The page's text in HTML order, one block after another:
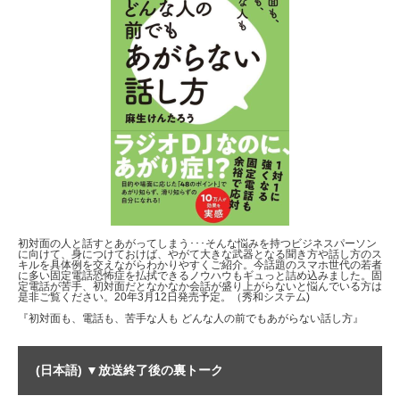
初対面の人と話すとあがってしまう･･･そんな悩みを持つビジネスパーソン
に向けて、身につけておけば、やがて大きな武器となる聞き方や話し方のス
キルを具体例を交えながらわかりやすくご紹介。今話題のスマホ世代の若者
に多い固定電話恐怖症を払拭できるノウハウもギュっと詰め込みました。固
定電話が苦手、初対面だとなかなか会話が盛り上がらないと悩んでいる方は
是非ご覧ください。20年3月12日発売予定。（秀和システム)
『初対面も、電話も、苦手な人も どんな人の前でもあがらない話し方』
(日本語) ▼放送終了後の裏トーク